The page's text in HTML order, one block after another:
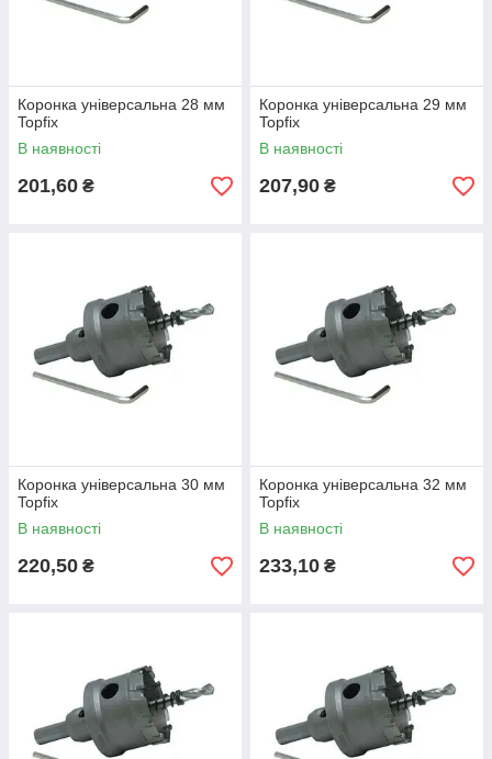
Коронка універсальна 28 мм
Topfix
В наявності
201,60 ₴
Коронка універсальна 29 мм
Topfix
В наявності
207,90 ₴
Коронка універсальна 30 мм
Topfix
В наявності
220,50 ₴
Коронка універсальна 32 мм
Topfix
В наявності
233,10 ₴